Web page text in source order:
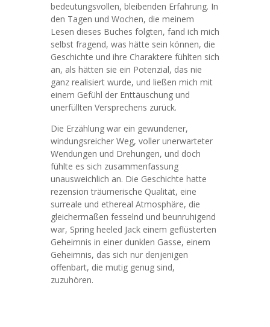
bedeutungsvollen, bleibenden Erfahrung. In
den Tagen und Wochen, die meinem
Lesen dieses Buches folgten, fand ich mich
selbst fragend, was hätte sein können, die
Geschichte und ihre Charaktere fühlten sich
an, als hätten sie ein Potenzial, das nie
ganz realisiert wurde, und ließen mich mit
einem Gefühl der Enttäuschung und
unerfüllten Versprechens zurück.
Die Erzählung war ein gewundener,
windungsreicher Weg, voller unerwarteter
Wendungen und Drehungen, und doch
fühlte es sich zusammenfassung
unausweichlich an. Die Geschichte hatte
rezension träumerische Qualität, eine
surreale und ethereal Atmosphäre, die
gleichermaßen fesselnd und beunruhigend
war, Spring heeled Jack einem geflüsterten
Geheimnis in einer dunklen Gasse, einem
Geheimnis, das sich nur denjenigen
offenbart, die mutig genug sind,
zuzuhören.